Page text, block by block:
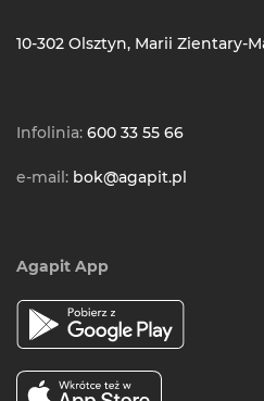
10-302 Olsztyn, Marii Zientary-
Infolinia: 600 33 55 66
e-mail: bok@agapit.pl
Agapit App